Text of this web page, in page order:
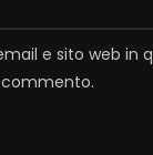
e sito web in